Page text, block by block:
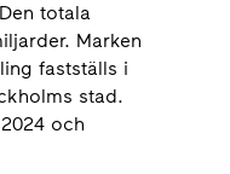
totala
Marken
fastställs i
stad.
och